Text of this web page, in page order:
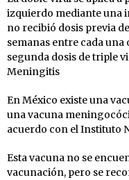
izquierdo mediante una
no recibió dosis previa
semanas entre cada una
segunda dosis de triple
Meningitis
En México existe una
una vacuna
acuerdo con el Instituto
Esta vacuna no se
vacunación, pero se